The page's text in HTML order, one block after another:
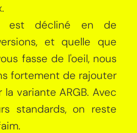
est décliné en de
et quelle que
fasse de l'oeil, nous
fortement de rajouter
variante ARGB. Avec
standards, on reste